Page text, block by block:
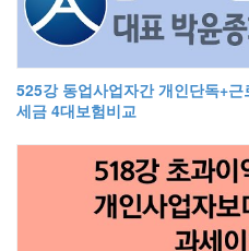
525강 동업사업자간 개인단독+
세금 4대보험비교